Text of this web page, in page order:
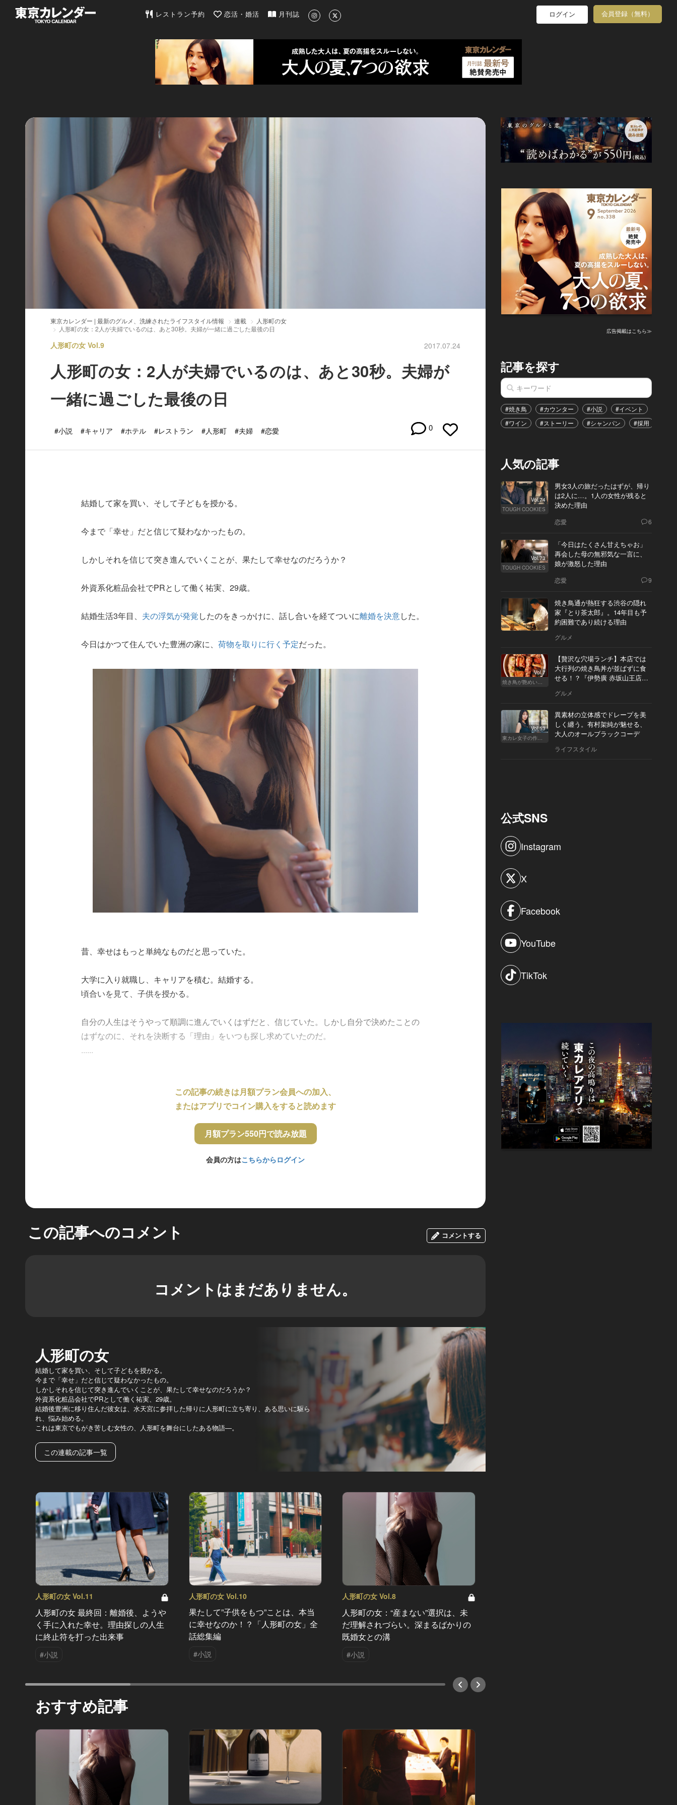
東京カレンダー | 最新のグルメ、洗練されたライフスタイル情報
レストラン予約 恋活・婚活 月刊誌 ログイン 会員登録（無料）
東京カレンダー | 最新のグルメ、洗練されたライフスタイル情報 連載
人形町の女
人形町の女：2人が夫婦でいるのは、あと30秒。夫婦が一緒に過ごした最後の日
人形町の女 Vol.9 2017.07.24
人形町の女：2人が夫婦でいるのは、あと30秒。夫婦が
一緒に過ごした最後の日
#小説 #キャリア #ホテル #レストラン #人形町 #夫婦 #恋愛 0
結婚して家を買い、そして子どもを授かる。
今まで「幸せ」だと信じて疑わなかったもの。
しかしそれを信じて突き進んでいくことが、果たして幸せなのだろうか？
外資系化粧品会社でPRとして働く祐実、29歳。
結婚生活3年目、 夫の浮気が発覚したのをきっかけに、話し合いを経てついに離婚を決意した。
今日はかつて住んでいた豊洲の家に、荷物を取りに行く予定だった。
昔、幸せはもっと単純なものだと思っていた。
大学に入り就職し、キャリアを積む。結婚する。
頃合いを見て、子供を授かる。
自分の人生はそうやって順調に進んでいくはずだと、信じていた。しかし自分で決めたことの
はずなのに、それを決断する「理由」をいつも探し求めていたのだ。
......
この記事の続きは月額プラン会員への加入、
またはアプリでコイン購入をすると読めます
月額プラン550円で読み放題
会員の方はこちらからログイン
この記事へのコメント コメントする
コメントはまだありません。
人形町の女
結婚して家を買い、そして子どもを授かる。
今まで「幸せ」だと信じて疑わなかったもの。
しかしそれを信じて突き進んでいくことが、果たして幸せなのだろうか？
外資系化粧品会社でPRとして働く祐実、29歳。
結婚後豊洲に移り住んだ彼女は、水天宮に参拝した帰りに人形町に立ち寄り、ある思いに駆ら
れ、悩み始める。
これは東京でもがき苦しむ女性の、人形町を舞台にしたある物語―。
この連載の記事一覧
人形町の女 Vol.11
人形町の女 最終回：離婚後、ようや
く手に入れた幸せ。理由探しの人生
に終止符を打った出来事
#小説
人形町の女 Vol.10
果たして”子供をもつ”ことは、本当
に幸せなのか！？「人形町の女」全
話総集編
#小説
人形町の女 Vol.8
人形町の女：“産まない”選択は、未
だ理解されづらい。深まるばかりの
既婚女との溝
#小説
おすすめ記事
広告掲載はこちら≫
記事を探す
#焼き鳥 #カウンター #小説 #イベント
#ワイン
#ストーリー #シャンパン #採用
人気の記事
Vol.74
TOUGH COOKIES
男女3人の旅だったはずが、帰り
は2人に…。1人の女性が残ると
決めた理由
恋愛 6
Vol.73
TOUGH COOKIES
「今日はたくさん甘えちゃお」
再会した母の無邪気な一言に、
娘が激怒した理由
恋愛 9
焼き鳥通が熱狂する渋谷の隠れ
家『とり茶太郎』。14年目も予
約困難であり続ける理由
グルメ
Vol.7
焼き鳥が艶めいてきた
【贅沢な穴場ランチ】本店では
大行列の焼き鳥丼が並ばずに食
せる！？『伊勢廣 赤坂山王店』
グルメ
Vol.53
東カレ女子の作り方
異素材の立体感でドレープを美
しく纏う。有村架純が魅せる、
大人のオールブラックコーデ
ライフスタイル
公式SNS
Instagram
X
Facebook
YouTube
TikTok